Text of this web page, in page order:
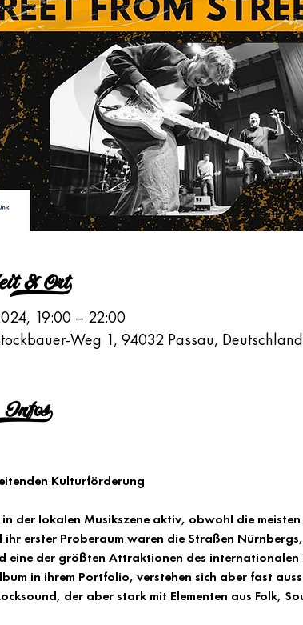
& Ort>
19:00 – 22:00
Weg 1, 94032 Passau, Deutschland
Infos>
Kulturförderung
der lokalen Musikszene aktiv, obwohl die
erster Proberaum waren die Straßen
eine der größten Attraktionen des internationalen
in ihrem Portfolio, verstehen sich aber fast
der aber stark mit Elementen aus Folk,